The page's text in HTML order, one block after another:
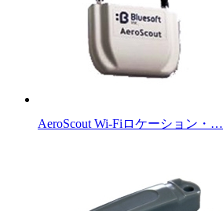
AeroScout Wi-Fiロケーション・…